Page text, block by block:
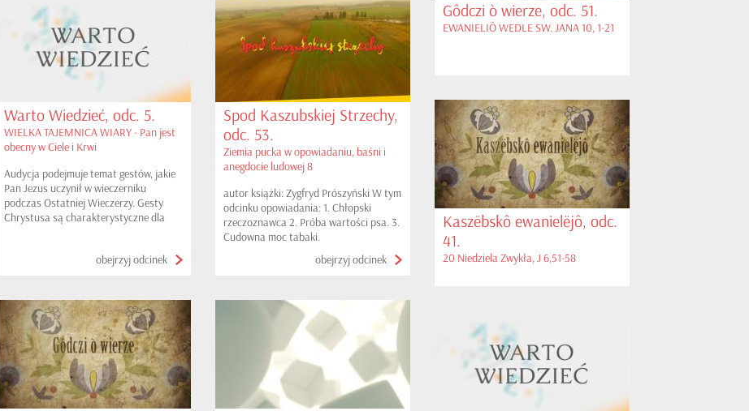
Warto Wiedzieć, odc. 5.
WIELKA TAJEMNICA WIARY - Pan jest
obecny w Ciele i Krwi
Audycja podejmuje temat gestów, jakie
Pan Jezus uczynił w wieczerniku
podczas Ostatniej Wieczerzy. Gesty
Chrystusa są charakterystyczne dla
obejrzyj odcinek
Spod Kaszubskiej Strzechy,
odc. 53.
Ziemia pucka w opowiadaniu, baśni i
anegdocie ludowej 8
autor książki: Zygfryd Prószyński W tym
odcinku opowiadania: 1. Chłopski
rzeczoznawca 2. Próba wartości psa. 3.
Cudowna moc tabaki.
obejrzyj odcinek
Gôdczi ò wierze, odc. 51.
EWANIELIÔ WEDLE SW. JANA 10, 1-21
Kaszëbskô ewanielëjô, odc.
41.
20 Niedziela Zwykła, J 6,51-58